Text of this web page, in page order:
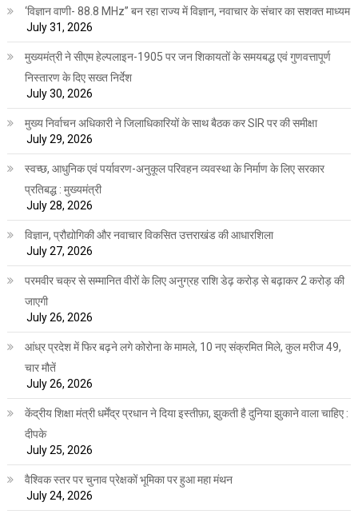
‘विज्ञान वाणी- 88.8 MHz” बन रहा राज्य में विज्ञान, नवाचार के संचार का सशक्त माध्यम
July 31, 2026
मुख्यमंत्री ने सीएम हेल्पलाइन-1905 पर जन शिकायतों के समयबद्ध एवं गुणवत्तापूर्ण
निस्तारण के दिए सख्त निर्देश
July 30, 2026
मुख्य निर्वाचन अधिकारी ने जिलाधिकारियों के साथ बैठक कर SIR पर की समीक्षा
July 29, 2026
स्वच्छ, आधुनिक एवं पर्यावरण-अनुकूल परिवहन व्यवस्था के निर्माण के लिए सरकार
प्रतिबद्ध : मुख्यमंत्री
July 28, 2026
विज्ञान, प्रौद्योगिकी और नवाचार विकसित उत्तराखंड की आधारशिला
July 27, 2026
परमवीर चक्र से सम्मानित वीरों के लिए अनुग्रह राशि डेढ़ करोड़ से बढ़ाकर 2 करोड़ की
जाएगी
July 26, 2026
आंध्र प्रदेश में फिर बढ़ने लगे कोरोना के मामले, 10 नए संक्रमित मिले, कुल मरीज 49,
चार मौतें
July 26, 2026
केंद्रीय शिक्षा मंत्री धर्मेंद्र प्रधान ने दिया इस्तीफ़ा, झुकती है दुनिया झुकाने वाला चाहिए :
दीपके
July 25, 2026
वैश्विक स्तर पर चुनाव प्रेक्षकों भूमिका पर हुआ महा मंथन
July 24, 2026